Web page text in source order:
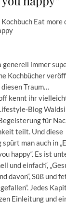
generell immer
Kochbücher
Traum…
kennt ihr
Blog
für
teilt. Und diese
man auch in
happy“. Es ist
und einfach“,
davon“, Süß und
Jedes
Einleitung und